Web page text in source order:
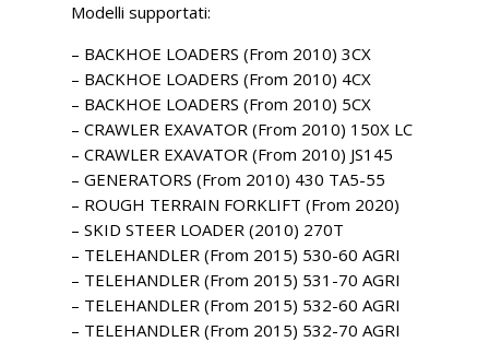
Modelli supportati:
– BACKHOE LOADERS (From 2010) 3CX
– BACKHOE LOADERS (From 2010) 4CX
– BACKHOE LOADERS (From 2010) 5CX
– CRAWLER EXAVATOR (From 2010) 150X LC
– CRAWLER EXAVATOR (From 2010) JS145
– GENERATORS (From 2010) 430 TA5-55
– ROUGH TERRAIN FORKLIFT (From 2020)
– SKID STEER LOADER (2010) 270T
– TELEHANDLER (From 2015) 530-60 AGRI
– TELEHANDLER (From 2015) 531-70 AGRI
– TELEHANDLER (From 2015) 532-60 AGRI
– TELEHANDLER (From 2015) 532-70 AGRI